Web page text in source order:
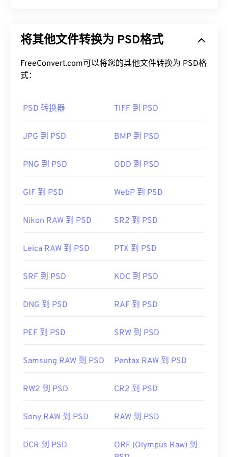
杂的图形设计程序。PSD 可以将图像及其对应的图
件中！PSD 允许用户对图像或图形设计的各个组件
进行精细编辑，同时以可访问的格式保留文件信息。
如何打开 PSD 文件？
Adobe Photoshop 是打开 PSD 文件最常用的程序。
的免费替代品。
由于 PSD 文件较大，不易于传输、存储或共享。为
据的文件格式。最常见的是转换为 JPEG 格式
首次发布：1990年2月19日
有用的链接：
将其他文件转换为 PSD格式
FreeConvert.com可以将您的其他文件转换为 PSD格
式：
PSD 转换器 TIFF 到 PSD
JPG 到 PSD BMP 到 PSD
PNG 到 PSD ODD 到 PSD
GIF 到 PSD WebP 到 PSD
Nikon RAW 到 PSD SR2 到 PSD
Leica RAW 到 PSD PTX 到 PSD
SRF 到 PSD KDC 到 PSD
DNG 到 PSD RAF 到 PSD
PEF 到 PSD SRW 到 PSD
Samsung RAW 到 PSD Pentax RAW 到 PSD
RW2 到 PSD CR2 到 PSD
Sony RAW 到 PSD RAW 到 PSD
DCR 到 PSD
ORF (Olympus Raw) 到